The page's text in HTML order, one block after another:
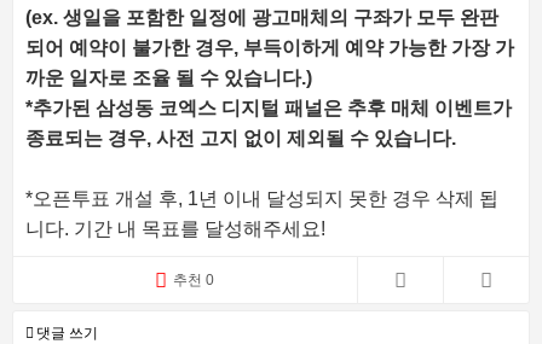
(ex. 생일을 포함한 일정에 광고매체의 구좌가 모두 완판
되어 예약이 불가한 경우, 부득이하게 예약 가능한 가장 가
까운 일자로 조율 될 수 있습니다.)
*추가된 삼성동 코엑스 디지털 패널은 추후 매체 이벤트가
종료되는 경우, 사전 고지 없이 제외될 수 있습니다.
*오픈투표 개설 후, 1년 이내 달성되지 못한 경우 삭제 됩
니다. 기간 내 목표를 달성해주세요!
추천 0
댓글 쓰기